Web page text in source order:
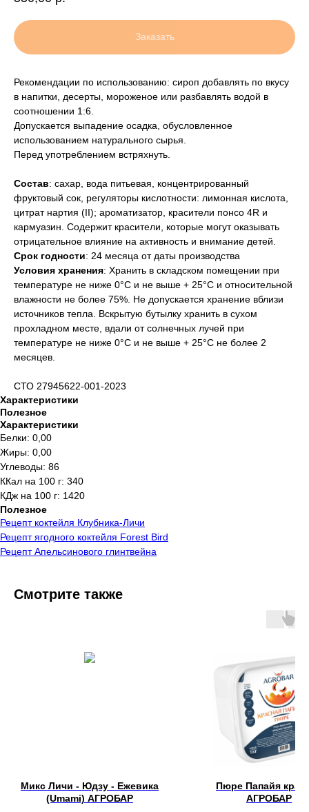
Заказать
Рекомендации по использованию: сироп добавлять по вкусу
в напитки, десерты, мороженое или разбавлять водой в
соотношении 1:6.
Допускается выпадение осадка, обусловленное
использованием натурального сырья.
Перед употреблением встряхнуть.
Состав: сахар, вода питьевая, концентрированный
фруктовый сок, регуляторы кислотности: лимонная кислота,
цитрат нартия (II); ароматизатор, красители понсо 4R и
кармуазин. Содержит красители, которые могут оказывать
отрицательное влияние на активность и внимание детей.
Срок годности: 24 месяца от даты производства
Условия хранения: Хранить в складском помещении при
температуре не ниже 0°С и не выше + 25°С и относительной
влажности не более 75%. Не допускается хранение вблизи
источников тепла. Вскрытую бутылку хранить в сухом
прохладном месте, вдали от солнечных лучей при
температуре не ниже 0°С и не выше + 25°С не более 2
месяцев.
СТО 27945622-001-2023
Характеристики
Полезное
Характеристики
Белки: 0,00
Жиры: 0,00
Углеводы: 86
ККал на 100 г: 340
КДж на 100 г: 1420
Полезное
Рецепт коктейля Клубника-Личи
Рецепт ягодного коктейля Forest Bird
Рецепт Апельсинового глинтвейна
Смотрите также
Микс Личи - Юдзу - Ежевика
(Umami) АГРОБАР
Пюре Папайя
АГРОБАР